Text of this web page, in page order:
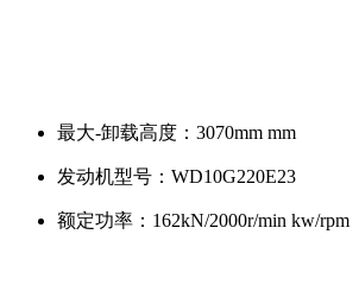
最大-卸载高度： 3070mm mm
发动机型号： WD10G220E23
额定功率： 162kN/2000r/min kw/rpm